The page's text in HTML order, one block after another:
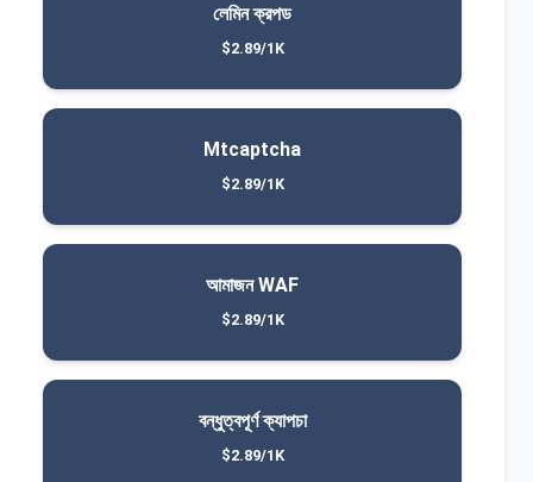
লেমিন ক্রপড
$2.89/1K
Mtcaptcha
$2.89/1K
আমাজন WAF
$2.89/1K
বন্ধুত্বপূর্ণ ক্যাপচা
$2.89/1K